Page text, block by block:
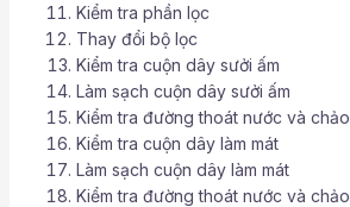
Kiểm tra phần lọc
Thay đổi bộ lọc
Kiểm tra cuộn dây sưởi ấm
Làm sạch cuộn dây sưởi ấm
Kiểm tra đường thoát nước và chảo
Kiểm tra cuộn dây làm mát
Làm sạch cuộn dây làm mát
Kiểm tra đường thoát nước và chảo